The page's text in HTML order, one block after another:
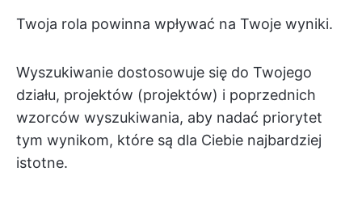
Twoja rola powinna wpływać na Twoje wyniki.
Wyszukiwanie dostosowuje się do Twojego
działu, projektów (projektów) i poprzednich
wzorców wyszukiwania, aby nadać priorytet
tym wynikom, które są dla Ciebie najbardziej
istotne.